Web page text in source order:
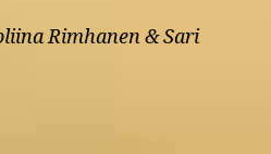
Rimhanen & Sari